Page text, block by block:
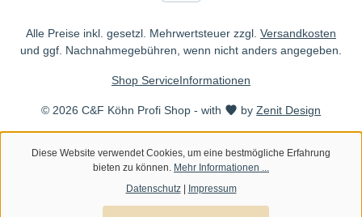
Alle Preise inkl. gesetzl. Mehrwertsteuer zzgl. Versandkosten
und ggf. Nachnahmegebühren, wenn nicht anders angegeben.
© 2026 C&F Köhn Profi Shop - with byZenit Design
Shop ServiceInformationen
Diese Website verwendet Cookies, um eine bestmögliche Erfahrung
bieten zu können. Mehr Informationen ...
Datenschutz| Impressum